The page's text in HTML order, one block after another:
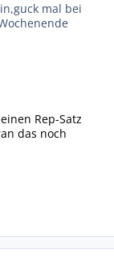
mal bei
Rep-Satz
das noch